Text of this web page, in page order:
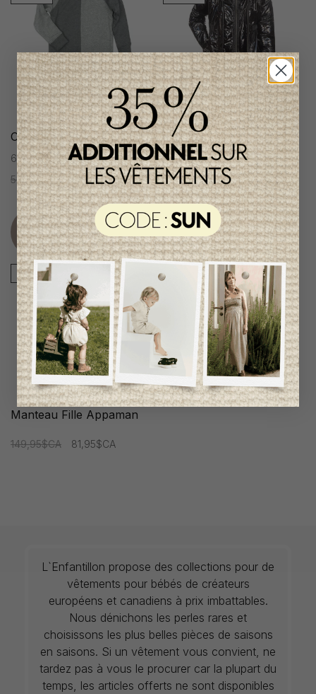
Chandail Fille Appaman
6 ans
59,95$CA
32,95$CA
Manteau Fille Appaman
179,95$CA 97,95$CA
Item
unique
-45%
Manteau Fille Appaman
149,95$CA 81,95$CA
L`Enfantillon propose des collections pour de
vêtements pour bébés de créateurs
européens et canadiens à prix imbattables.
Nous dénichons les perles rares et
choisissons les plus belles pièces de saisons
en saisons. Si un vêtement vous convient, ne
tardez pas à vous le procurer car la plupart du
temps, les articles offerts ne sont disponibles